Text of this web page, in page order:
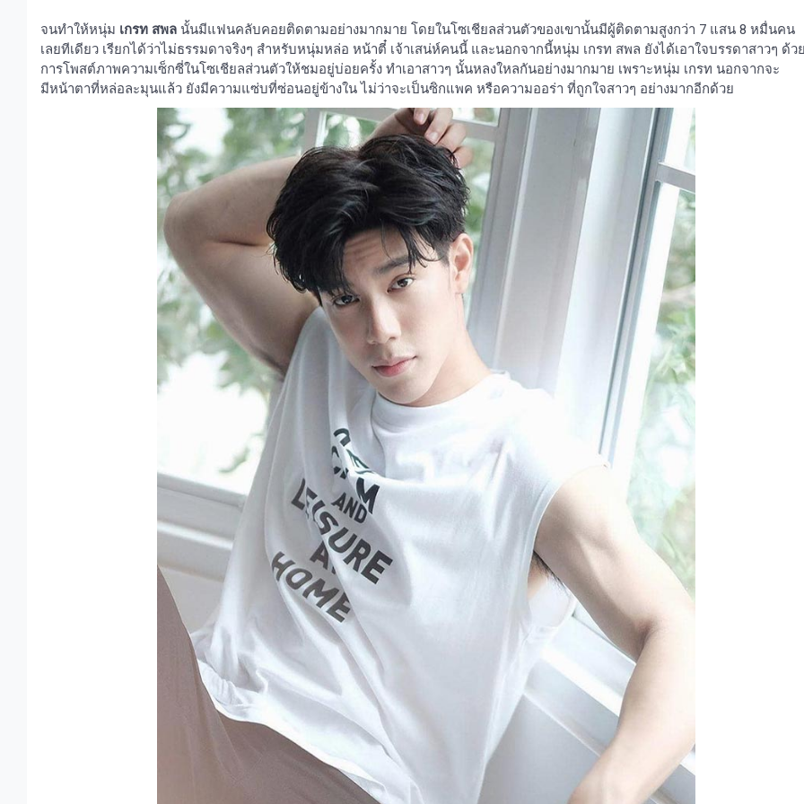
จนทำให้หนุ่ม เกรท สพล นั้นมีแฟนคลับคอยติดตามอย่างมากมาย โดยในโซเชียลส่วนตัวของเขานั้นมีผู้ติดตามสูงกว่า 7 แสน 8 หมื่นคน
เลยทีเดียว เรียกได้ว่าไม่ธรรมดาจริงๆ สำหรับหนุ่มหล่อ หน้าตี๋ เจ้าเสน่ห์คนนี้ และนอกจากนี้หนุ่ม เกรท สพล ยังได้เอาใจบรรดาสาวๆ ด้ว
การโพสต์ภาพความเซ็กซี่ในโซเชียลส่วนตัวให้ชมอยู่บ่อยครั้ง ทำเอาสาวๆ นั้นหลงใหลกันอย่างมากมาย เพราะหนุ่ม เกรท นอกจากจะ
มีหน้าตาที่หล่อละมุนแล้ว ยังมีความแซ่บที่ซ่อนอยู่ข้างใน ไม่ว่าจะเป็นซิกแพค หรือความออร่า ที่ถูกใจสาวๆ อย่างมากอีกด้วย